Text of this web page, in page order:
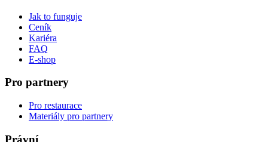
Jak to funguje
Ceník
Kariéra
FAQ
E-shop
Pro partnery
Pro restaurace
Materiály pro partnery
Právní